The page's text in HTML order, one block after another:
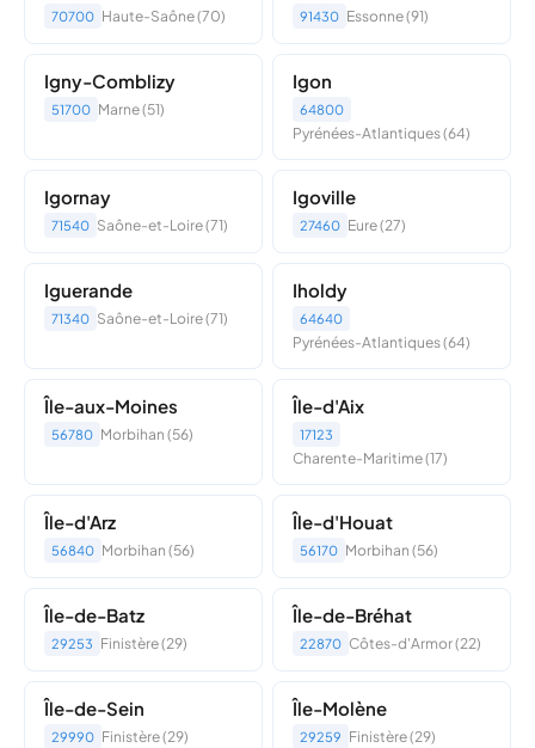
70700 Haute-Saône (70) 91430 Essonne (91)
Igny-Comblizy
51700 Marne (51)
Igon
64800
Pyrénées-Atlantiques (64)
Igornay
71540 Saône-et-Loire (71)
Igoville
27460 Eure (27)
Iguerande
71340 Saône-et-Loire (71)
Iholdy
64640
Pyrénées-Atlantiques (64)
Île-aux-Moines
56780 Morbihan (56)
Île-d'Aix
17123
Charente-Maritime (17)
Île-d'Arz
56840 Morbihan (56)
Île-d'Houat
56170 Morbihan (56)
Île-de-Batz
29253 Finistère (29)
Île-de-Bréhat
22870 Côtes-d'Armor (22)
Île-de-Sein
29990 Finistère (29)
Île-Molène
29259 Finistère (29)